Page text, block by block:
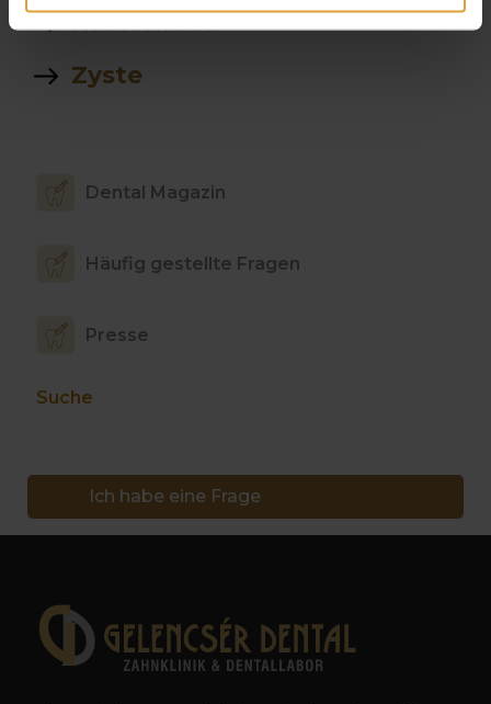
kostenfeed
Zyste
Dental Magazin
Häufig gestellte Fragen
Presse
Suche
Ich habe eine Frage